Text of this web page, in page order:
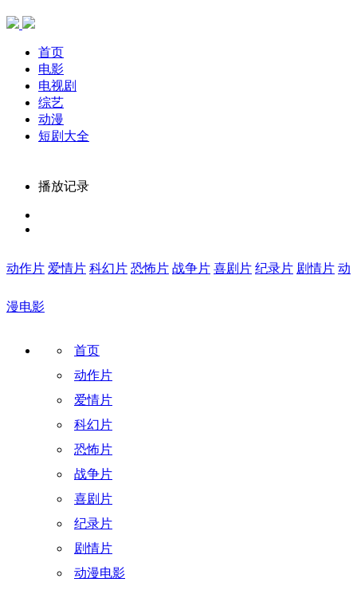
首页
电影
电视剧
综艺
动漫
短剧大全
播放记录
动作片 爱情片 科幻片 恐怖片 战争片 喜剧片 纪录片 剧情片 动
漫电影
首页
动作片
爱情片
科幻片
恐怖片
战争片
喜剧片
纪录片
剧情片
动漫电影